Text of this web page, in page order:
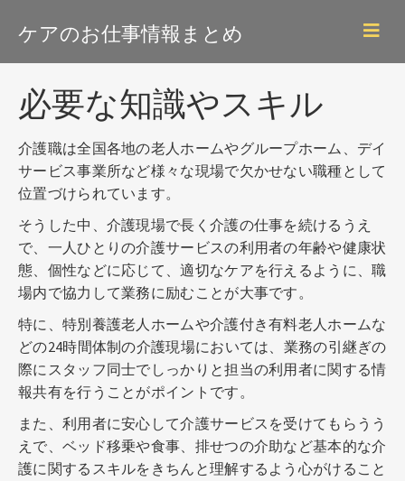
mainケアのお仕事情報まとめ
必要な知識やスキル
介護職は全国各地の老人ホームやグループホーム、デイ
サービス事業所など様々な現場で欠かせない職種として
位置づけられています。
そうした中、介護現場で長く介護の仕事を続けるうえ
で、一人ひとりの介護サービスの利用者の年齢や健康状
態、個性などに応じて、適切なケアを行えるように、職
場内で協力して業務に励むことが大事です。
特に、特別養護老人ホームや介護付き有料老人ホームな
どの24時間体制の介護現場においては、業務の引継ぎの
際にスタッフ同士でしっかりと担当の利用者に関する情
報共有を行うことがポイントです。
また、利用者に安心して介護サービスを受けてもらうう
えで、ベッド移乗や食事、排せつの介助など基本的な介
護に関するスキルをきちんと理解するよう心がけること